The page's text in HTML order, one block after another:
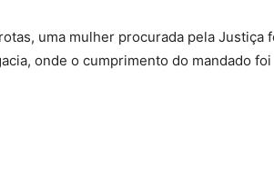
uma mulher procurada pela
onde o cumprimento do mandado